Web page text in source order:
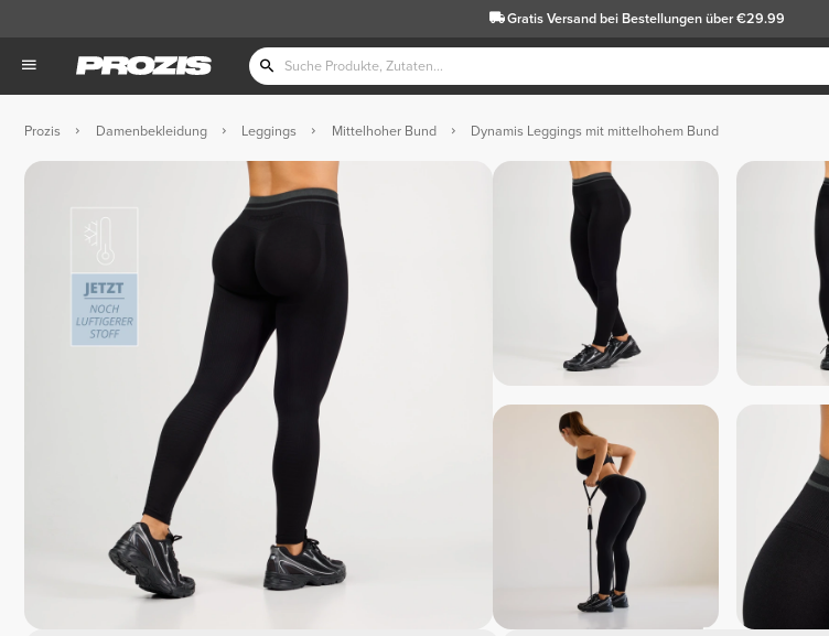
Gratis Versandbei Bestellungen über €29.99
Prozis Damenbekleidung Leggings Mittelhoher Bund Dynamis Leggings mit mittelhohem Bund